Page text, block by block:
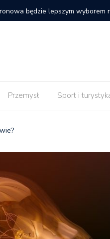
strony internetowej nie
Przemysł Sport i